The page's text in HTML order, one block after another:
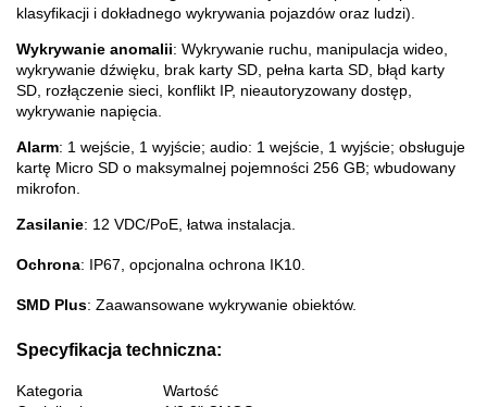
klasyfikacji i dokładnego wykrywania pojazdów oraz ludzi).
Wykrywanie anomalii: Wykrywanie ruchu, manipulacja wideo,
wykrywanie dźwięku, brak karty SD, pełna karta SD, błąd karty
SD, rozłączenie sieci, konflikt IP, nieautoryzowany dostęp,
wykrywanie napięcia.
Alarm: 1 wejście, 1 wyjście; audio: 1 wejście, 1 wyjście; obsługuje
kartę Micro SD o maksymalnej pojemności 256 GB; wbudowany
mikrofon.
Zasilanie: 12 VDC/PoE, łatwa instalacja.
Ochrona: IP67, opcjonalna ochrona IK10.
SMD Plus: Zaawansowane wykrywanie obiektów.
Specyfikacja techniczna:
Kategoria
Wartość